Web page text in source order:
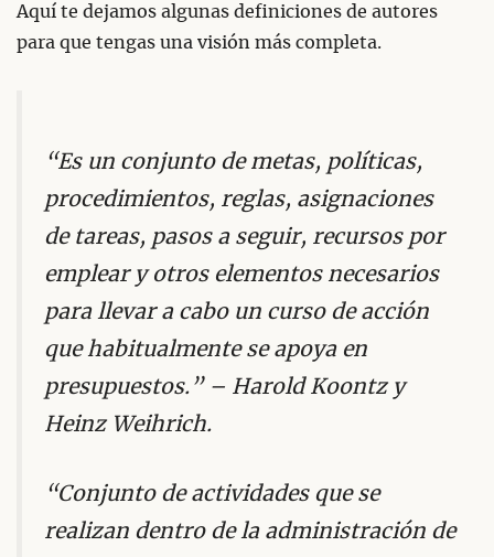
Aquí te dejamos algunas definiciones de autores
para que tengas una visión más completa.
“Es un conjunto de metas, políticas,
procedimientos, reglas, asignaciones
de tareas, pasos a seguir, recursos por
emplear y otros elementos necesarios
para llevar a cabo un curso de acción
que habitualmente se apoya en
presupuestos.” – Harold Koontz y
Heinz Weihrich.
“Conjunto de actividades que se
realizan dentro de la administración de